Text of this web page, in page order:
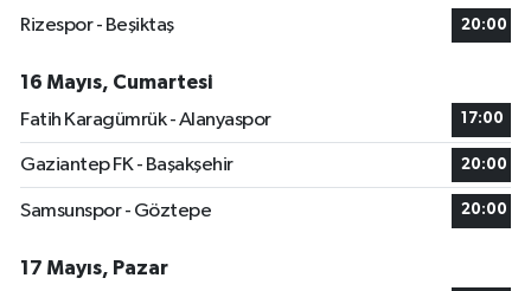
Rizespor - Beşiktaş
20:00
16 Mayıs, Cumartesi
Fatih Karagümrük - Alanyaspor
17:00
Gaziantep FK - Başakşehir 20:00
Samsunspor - Göztepe 20:00
17 Mayıs, Pazar